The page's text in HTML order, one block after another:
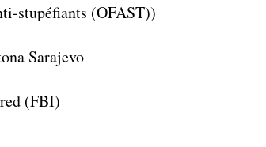
stupéfiants (OFAST))
Sarajevo
(FBI)